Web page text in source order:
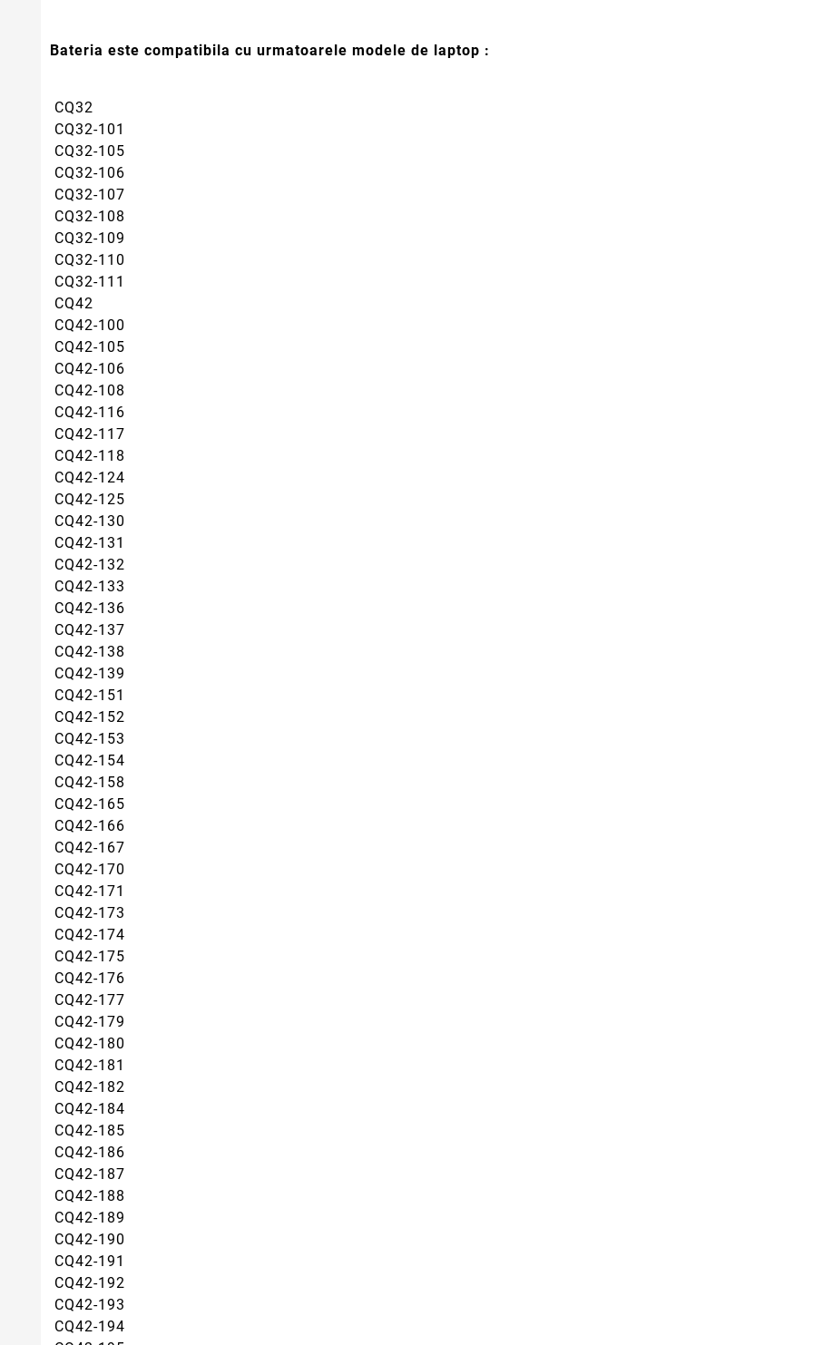
Bateria este compatibila cu urmatoarele modele de laptop :
CQ32
CQ32-101
CQ32-105
CQ32-106
CQ32-107
CQ32-108
CQ32-109
CQ32-110
CQ32-111
CQ42
CQ42-100
CQ42-105
CQ42-106
CQ42-108
CQ42-116
CQ42-117
CQ42-118
CQ42-124
CQ42-125
CQ42-130
CQ42-131
CQ42-132
CQ42-133
CQ42-136
CQ42-137
CQ42-138
CQ42-139
CQ42-151
CQ42-152
CQ42-153
CQ42-154
CQ42-158
CQ42-165
CQ42-166
CQ42-167
CQ42-170
CQ42-171
CQ42-173
CQ42-174
CQ42-175
CQ42-176
CQ42-177
CQ42-179
CQ42-180
CQ42-181
CQ42-182
CQ42-184
CQ42-185
CQ42-186
CQ42-187
CQ42-188
CQ42-189
CQ42-190
CQ42-191
CQ42-192
CQ42-193
CQ42-194